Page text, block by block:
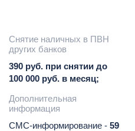
Снятие наличных в ПВН
других банков
390 руб. при снятии до
100 000 руб. в месяц;
Дополнительная
информация
СМС-информирование -59